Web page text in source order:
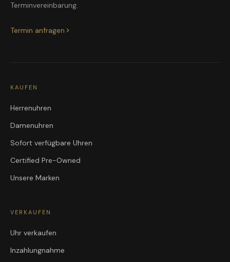
Terminvereinbarung.
Termin anfragen
KAUFEN
Herrenuhren
Damenuhren
Sofort verfügbare Uhren
Certified Pre-Owned
Unsere Marken
VERKAUFEN
Uhr verkaufen
Inzahlungnahme